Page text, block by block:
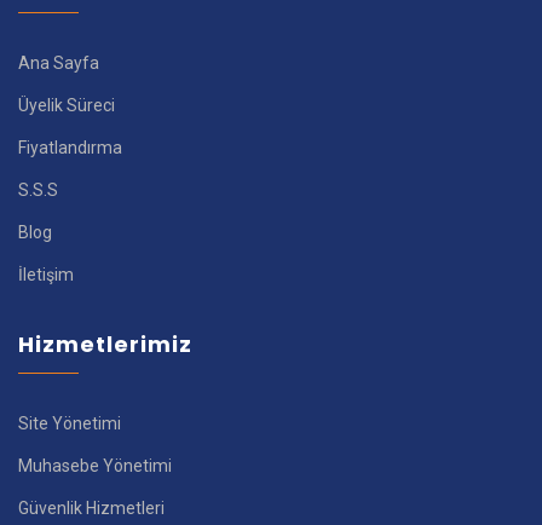
Ana Sayfa
Üyelik Süreci
Fiyatlandırma
S.S.S
Blog
İletişim
Hizmetlerimiz
Site Yönetimi
Muhasebe Yönetimi
Güvenlik Hizmetleri